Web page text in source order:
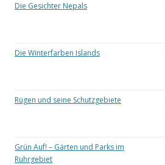
Die Gesichter Nepals
Die Winterfarben Islands
Rügen und seine Schutzgebiete
Grün Auf! – Gärten und Parks im
Ruhrgebiet